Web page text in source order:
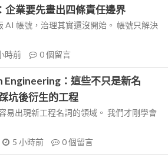
企業要先畫出四條責任邊界
AI 帳號，治理其實還沒開始。 帳號只解決
時前 0個留言
Engineering：這些不只是新名
坑後衍生的工程
易出現新工程名詞的領域。 我們才剛學會
5 小時前 0個留言